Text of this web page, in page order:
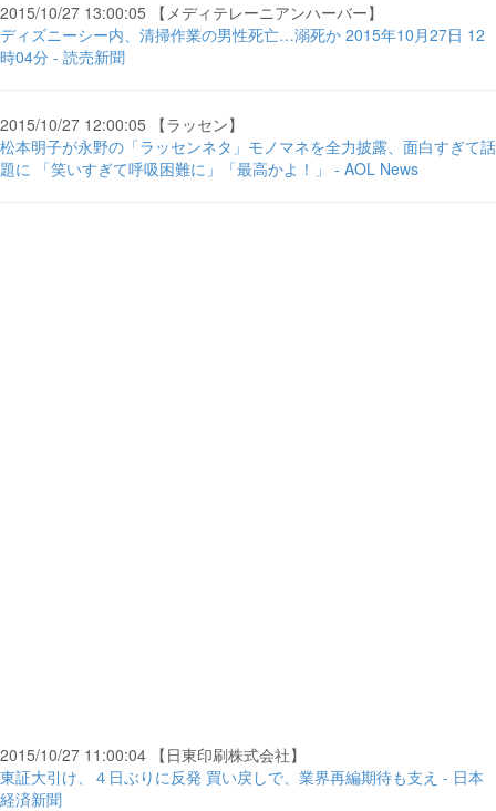
2015/10/27 13:00:05 【メディテレーニアンハーバー】
ディズニーシー内、清掃作業の男性死亡…溺死か 2015年10月27日 12
時04分 - 読売新聞
2015/10/27 12:00:05 【ラッセン】
松本明子が永野の「ラッセンネタ」モノマネを全力披露、面白すぎて話
題に 「笑いすぎて呼吸困難に」「最高かよ！」 - AOL News
2015/10/27 11:00:04 【日東印刷株式会社】
東証大引け、４日ぶりに反発 買い戻しで、業界再編期待も支え - 日本
経済新聞